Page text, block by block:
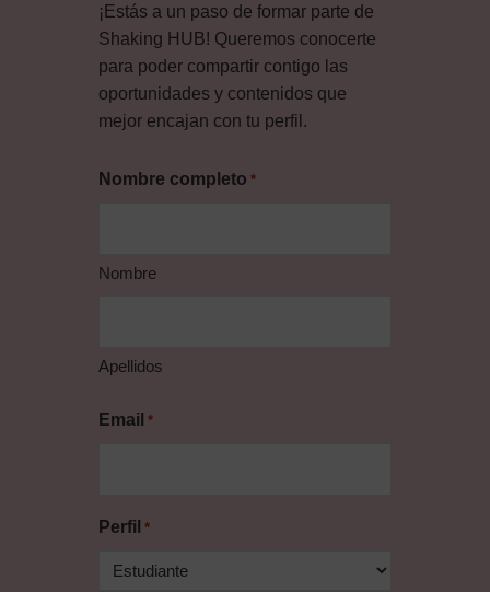
¡Estás a un paso de formar parte de
Shaking HUB! Queremos conocerte
para poder compartir contigo las
oportunidades y contenidos que
mejor encajan con tu perfil.
Nombre completo *
Nombre
Apellidos
Email *
Perfil *